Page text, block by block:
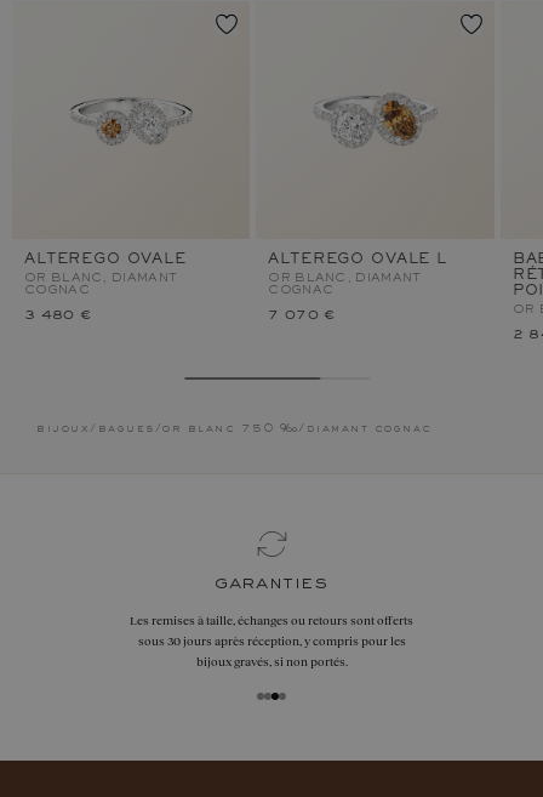
ALTEREGO OVALE
OR BLANC, DIAMANT
COGNAC
3 480 €
ALTEREGO OVALE L
OR BLANC, DIAMANT
COGNAC
7 070 € OR
2
bijoux / bagues / or blanc 750 ‰ / diamant cognac
garanties
Les remises à taille, échanges ou retours sont offerts
sous 30 jours après réception, y compris pour les
bijoux gravés, si non portés.